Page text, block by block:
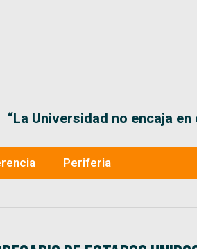
“La Universidad no encaja
Periferia